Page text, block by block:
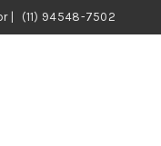
| (11) 94548-7502